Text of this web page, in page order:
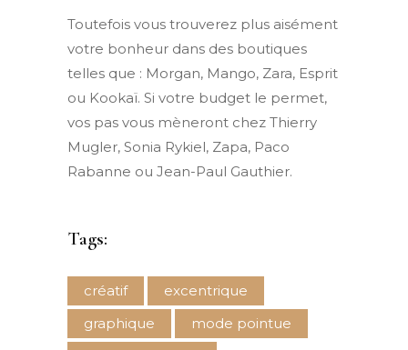
Toutefois vous trouverez plus aisément
votre bonheur dans des boutiques
telles que : Morgan, Mango, Zara, Esprit
ou Kookaï. Si votre budget le permet,
vos pas vous mèneront chez Thierry
Mugler, Sonia Rykiel, Zapa, Paco
Rabanne ou Jean-Paul Gauthier.
Tags:
créatif
excentrique
graphique
mode pointue